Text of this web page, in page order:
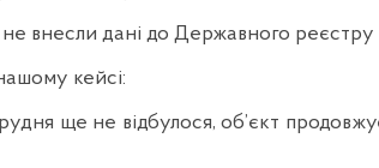
внесли дані до Державного
кейсі:
ще не відбулося, об’єкт